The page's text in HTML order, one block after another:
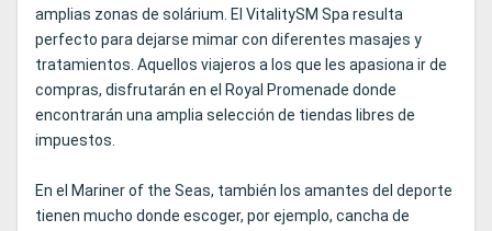
amplias zonas de solárium. El VitalitySM Spa resulta
perfecto para dejarse mimar con diferentes masajes y
tratamientos. Aquellos viajeros a los que les apasiona ir de
compras, disfrutarán en el Royal Promenade donde
encontrarán una amplia selección de tiendas libres de
impuestos.
En el Mariner of the Seas, también los amantes del deporte
tienen mucho donde escoger, por ejemplo, cancha de